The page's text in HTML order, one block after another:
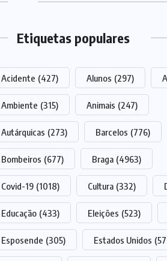
Etiquetas populares
Acidente (427) Alunos (297)
Ambiente (315) Animais (247)
Autárquicas (273) Barcelos (776)
Bombeiros (677) Braga (4963)
Covid-19 (1018) Cultura (332)
Educação (433) Eleições (523)
Esposende (305) Estados Unidos